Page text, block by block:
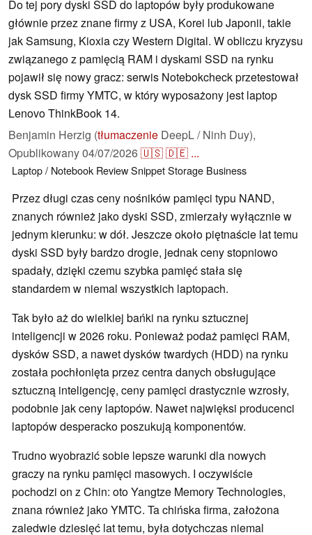
Do tej pory dyski SSD do laptopów były produkowane
głównie przez znane firmy z USA, Korei lub Japonii, takie
jak Samsung, Kioxia czy Western Digital. W obliczu kryzysu
związanego z pamięcią RAM i dyskami SSD na rynku
pojawił się nowy gracz: serwis Notebokcheck przetestował
dysk SSD firmy YMTC, w który wyposażony jest laptop
Lenovo ThinkBook 14.
Benjamin Herzig (tłumaczenie DeepL / Ninh Duy),
Opublikowany04/07/2026🇺🇸🇩🇪 ...
Laptop / Notebook Review SnippetStorage Business
Przez długi czas ceny nośników pamięci typu NAND,
znanych również jako dyski SSD, zmierzały wyłącznie w
jednym kierunku: w dół. Jeszcze około piętnaście lat temu
dyski SSD były bardzo drogie, jednak ceny stopniowo
spadały, dzięki czemu szybka pamięć stała się
standardem w niemal wszystkich laptopach.
Tak było aż do wielkiej bańki na rynku sztucznej
inteligencji w 2026 roku. Ponieważ podaż pamięci RAM,
dysków SSD, a nawet dysków twardych (HDD) na rynku
została pochłonięta przez centra danych obsługujące
sztuczną inteligencję, ceny pamięci drastycznie wzrosły,
podobnie jak ceny laptopów. Nawet najwięksi producenci
laptopów desperacko poszukują komponentów.
Trudno wyobrazić sobie lepsze warunki dla nowych
graczy na rynku pamięci masowych. I oczywiście
pochodzi on z Chin: oto Yangtze Memory Technologies,
znana również jako YMTC. Ta chińska firma, założona
zaledwie dziesięć lat temu, była dotychczas niemal